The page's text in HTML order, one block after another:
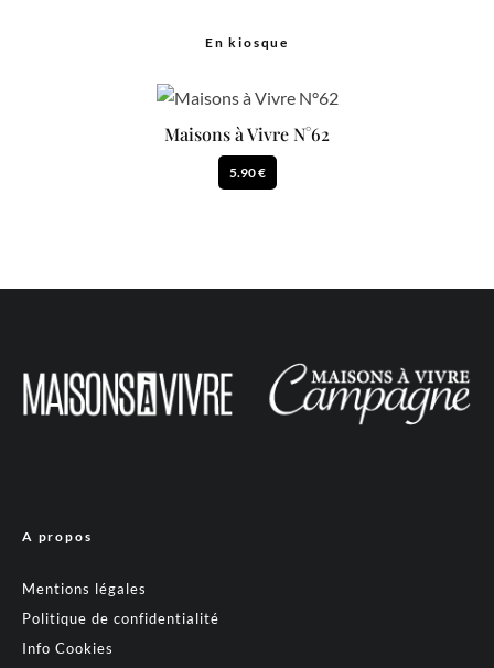
En kiosque
Maisons à Vivre N°62
5.90 €
A propos
Mentions légales
Politique de confidentialité
Info Cookies